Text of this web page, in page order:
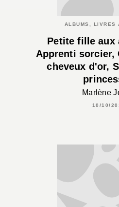
ALBUMS, LIVRES
Petite fille aux
Apprenti sorcier,
cheveux d'or,
Marlène
10/10/